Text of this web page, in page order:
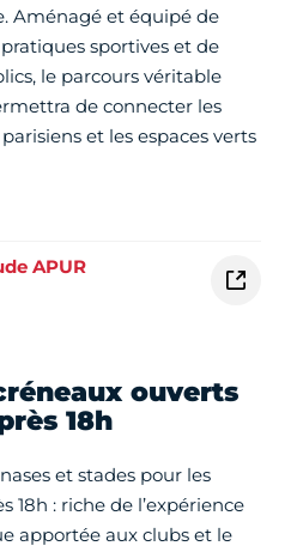
Aménagé et équipé de
sportives et de
le parcours véritable
de connecter les
et les espaces verts
APUR
ouverts
18h
et stades pour les
18h : riche de l’expérience
apportée aux clubs et le